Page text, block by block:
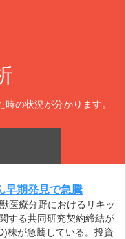
の状況が分かります。
早期発見で急騰
医療分野におけるリキッ
する共同研究契約締結が
株が急騰している。投資